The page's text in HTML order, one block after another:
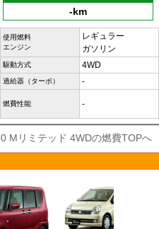
-km
使用燃料
エンジン
レギュラー
ガソリン
駆動方式 4WD
過給器（ターボ） -
燃費性能 -
Mリミテッド 4WDの燃費TOPへ